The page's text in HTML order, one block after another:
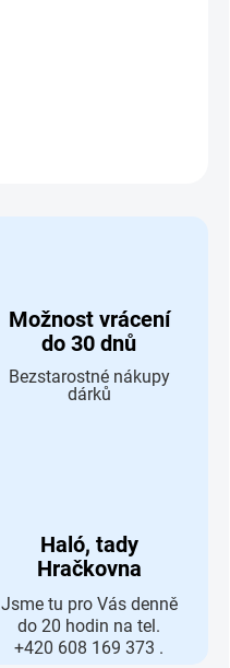
Možnost vrácení
do 30 dnů
Bezstarostné nákupy
dárků
Haló, tady
Hračkovna
Jsme tu pro Vás denně
do 20 hodin na tel.
+420 608 169 373 .